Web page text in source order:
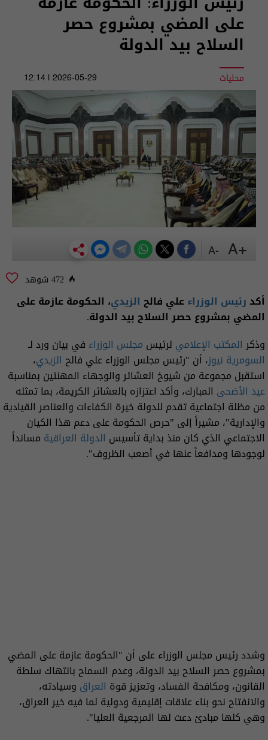
على المضي بمشروع حصر
السلاح بيد الدولة
محليات 2026-05-29 | 12:14
472 شوهد
أكدرئيس الوزراءعلي فالح الزيدي، الحكومة عازمة على
المضي بمشروع حصر السلاح بيد الدولة.
وذكرالمكتب الإعلامي لرئيس مجلس الوزراء في بيان ورد لـ
السومرية نيوز، أن "رئيس مجلس الوزراء علي فالح الزيدي،
استقبل مجموعة من شيوخ العشائر والوجهاء المهنئين بمناسبة
عيد الأضحى المبارك، وأكد اعتزازه بالعشائر الكريمة، بما تمثله
من مظلة اجتماعية تقدم للدولة خيرة الكفاءات والعناصر القيادية
والإدارية"، مشيراً إلى "حرص الحكومة على دعم هذا الكيان
الاجتماعي الذي كان منذ بداية تأسيس الدولة العراقية مسانداً
لوجودها ومدافعاً عنها في أصعب الظروف".
وشدد رئيس مجلس الوزراء على أن "الحكومة عازمة على المضي
بمشروع حصر السلاح بيد الدولة، وعدم السماح بانتهاك سلطة
القانون، ومكافحة الفساد، وتعزيز قوة العراق وسيادته،
والانفتاح نحو بناء علاقات إقليمية ودولية لما فيه خير العراق،
وهي كلها مبادئ دعت لها المرجعية العليا".
+A
-A